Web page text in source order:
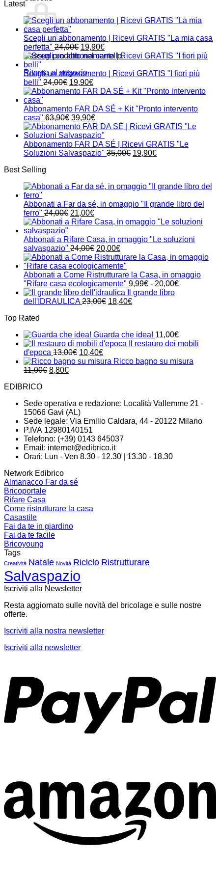
Nessun prodotto nel carrello.
Ritorna al negozio
Latest
Scegli un abbonamento | Ricevi GRATIS "La mia casa
perfetta" 24,00€ Il
prezzo
era:
24,00€.
19,90€Il
prezzo
è:
Scegli un abbonamento | Ricevi GRATIS "I fiori più
belli" 24,00€ Il
prezzo
era:
24,00€.
19,90€Il
prezzo
è:
19,90€.
Abbonamento FAR DA SÉ + Kit "Pronto intervento
casa" 63,90€ Il
prezzo
originale
era:
63,90€.
39,90€Il
prezzo
attuale
è:
39,90€.
Abbonamento FAR DA SÉ | Ricevi GRATIS "Le
Soluzioni Salvaspazio" 35,00€ Il
35,00€.
19,90€Il
19,90€.
Best Selling
Abbonati a Far da sé, in omaggio "Il grande libro del
ferro" 24,00€ Il
prezzo
era:
24,00€.
21,00€Il
prezzo
è:
21,00€.
Abbonati a Rifare Casa, in omaggio "Le soluzioni
salvaspazio" 24,00€ Il
prezzo
originale
era:
24,00€.
20,00€Il
prezzo
attuale
è:
20,00€.
Abbonati a Come Ristrutturare la Casa, in omaggio
"Rifare casa ecologicamente" 9,99€ - 20,00€Fascia
20,00€
Il grande libro
dell'IDRAULICA 23,00€ Il
23,00€.
18,40€Il
18,40€.
Top Rated
Guarda che idea! 11,00€
Il restauro dei mobili
d'epoca 13,00€ Il
prezzo
10,40€Il
prezzoRicco bagno su misura
11,00€ Il
11,00€.
8,80€Il
8,80€.
EDIBRICO
Sede operativa e redazione: Località Vallemme 21 -
15066 Gavi (AL)
Sede legale: Via Emilio Caldara, 44 - 20122 Milano
P.IVA 12980140151
Telefono: (+39) 0143 645037
Email: internet@edibrico.it
Orari: Lun - Ven 8.30 - 12.30 | 13.30 - 18.30
Network Edibrico
Almanacco Far da sé
Bricoportale
Rifare Casa
Come ristrutturare la casa
Casastile
Fai da te in giardino
Fai da te facile
Bricoyoung
Tags
Creatività Natale Novità Riciclo Ristrutturare
Salvaspazio
Iscriviti alla Newsletter
Resta aggiornato sulle novità del bricolage e sulle nostre
offerte.
Iscriviti alla nostra newsletter
Iscriviti alla newsletter